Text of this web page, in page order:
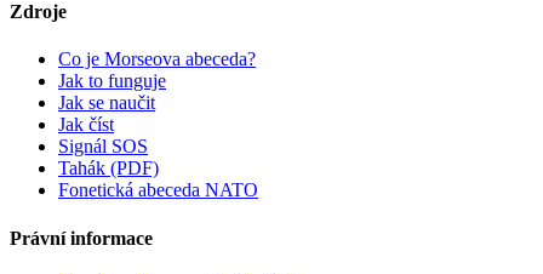
Zdroje
Co je Morseova abeceda?
Jak to funguje
Jak se naučit
Jak číst
Signál SOS
Tahák (PDF)
Fonetická abeceda NATO
Právní informace